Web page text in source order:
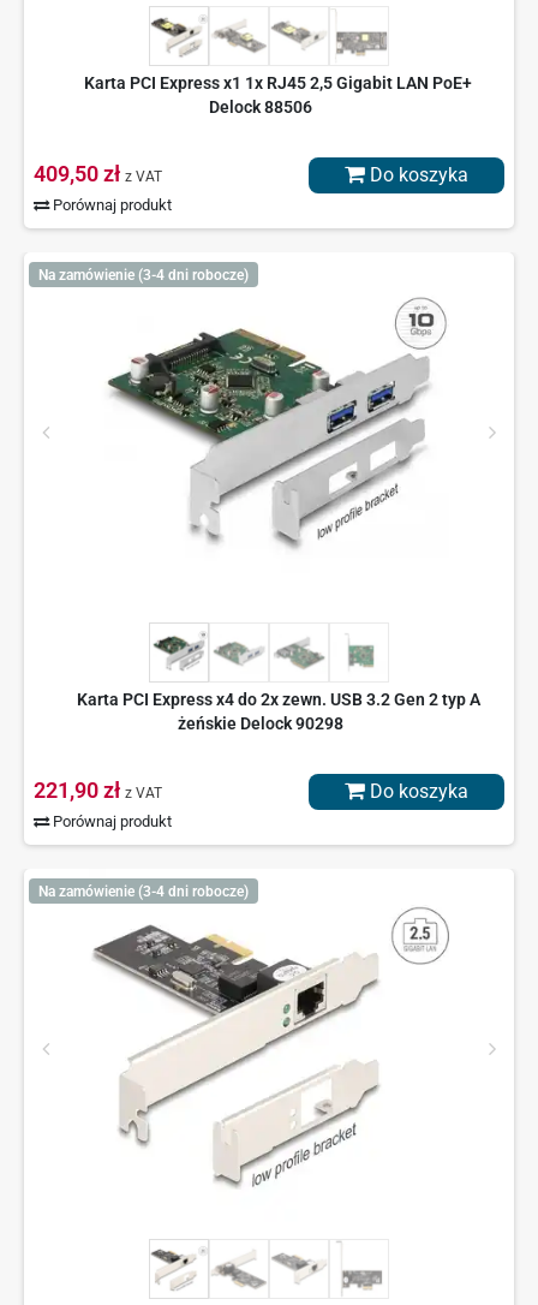
Karta PCI Express x1 1x RJ45 2,5 Gigabit LAN PoE+
Delock 88506
409,50 zł z VAT
Porównaj produkt
Do koszyka
Na zamówienie (3-4 dni robocze)
Karta PCI Express x4 do 2x zewn. USB 3.2 Gen 2 typ A
żeńskie Delock 90298
221,90 zł z VAT
Porównaj produkt
Do koszyka
Na zamówienie (3-4 dni robocze)